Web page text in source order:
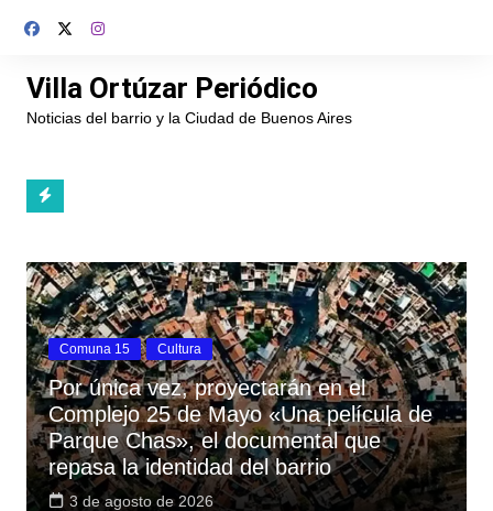
Villa Ortúzar Periódico
Noticias del barrio y la Ciudad de Buenos Aires
Comuna 15 Cultura
Por única vez, proyectarán en el
Complejo 25 de Mayo «Una película de
Parque Chas», el documental que
repasa la identidad del barrio
3 de agosto de 2026